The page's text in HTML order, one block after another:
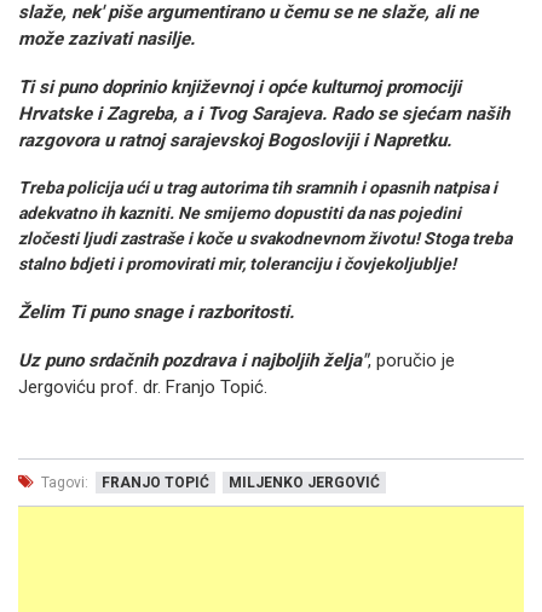
slaže, nek' piše argumentirano u čemu se ne slaže, ali ne
može zazivati nasilje.
Ti si puno doprinio književnoj i opće kulturnoj promociji
Hrvatske i Zagreba, a i Tvog Sarajeva. Rado se sjećam naših
razgovora u ratnoj sarajevskoj Bogosloviji i Napretku.
Treba policija ući u trag autorima tih sramnih i opasnih natpisa i
adekvatno ih kazniti. Ne smijemo dopustiti da nas pojedini
zločesti ljudi zastraše i koče u svakodnevnom životu! Stoga treba
stalno bdjeti i promovirati mir, toleranciju i čovjekoljublje!
Želim Ti puno snage i razboritosti.
Uz puno srdačnih pozdrava i najboljih želja", poručio je
Jergoviću prof. dr. Franjo Topić.
Tagovi: FRANJO TOPIĆ MILJENKO JERGOVIĆ